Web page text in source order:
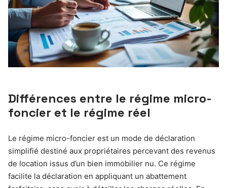
Différences entre le régime micro-
foncier et le régime réel
Le régime micro-foncier est un mode de déclaration
simplifié destiné aux propriétaires percevant des revenus
de location issus d’un bien immobilier nu. Ce régime
facilite la déclaration en appliquant un abattement